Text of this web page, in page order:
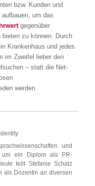
bzw. Kunden und
um das
gegenüber
bieten zu können. Durch
Krankenhaus und jedes
im Zweifel lieber den
– statt die Net-
werden.
und
um ein Diplom als PR-
teilt Stefanie Schatz
als Dozentin an diversen